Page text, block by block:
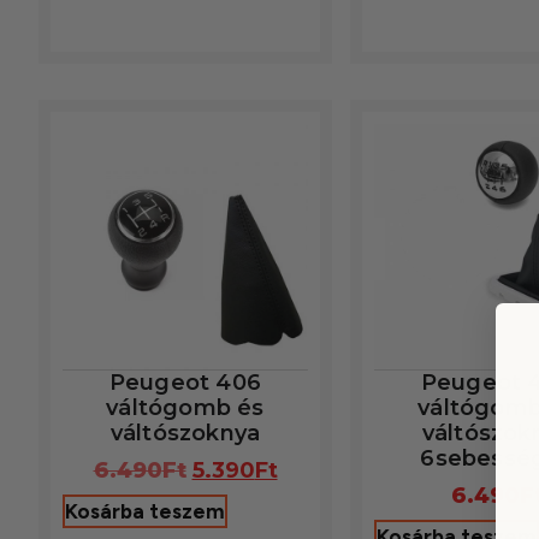
Peugeot 406
váltógomb és
váltószoknya
6.490Ft 5.390Ft
Kosárba teszem
Peugeot
váltógomb
6.490